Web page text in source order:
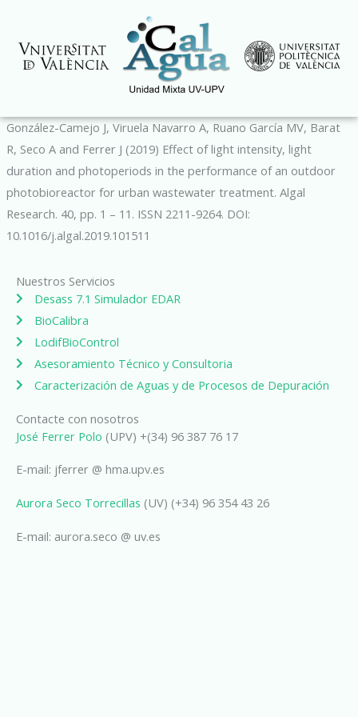
contenido
González-Camejo J, Viruela Navarro A, Ruano García MV, Barat
R, Seco A and Ferrer J (2019) Effect of light intensity, light
duration and photoperiods in the performance of an outdoor
photobioreactor for urban wastewater treatment. Algal
Research. 40, pp. 1 – 11. ISSN 2211-9264. DOI:
10.1016/j.algal.2019.101511
Nuestros Servicios
Desass 7.1 Simulador EDAR
BioCalibra
LodifBioControl
Asesoramiento Técnico y Consultoria
Caracterización de Aguas y de Procesos de Depuración
Contacte con nosotros
José Ferrer Polo (UPV) +(34) 96 387 76 17
E-mail: jferrer @ hma.upv.es
Aurora Seco Torrecillas (UV) (+34) 96 354 43 26
E-mail: aurora.seco @ uv.es